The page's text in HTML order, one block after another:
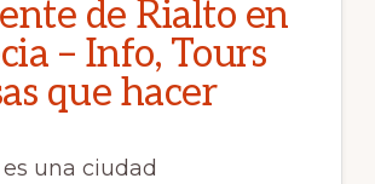
de Rialto en
– Info, Tours
que hacer
una ciudad